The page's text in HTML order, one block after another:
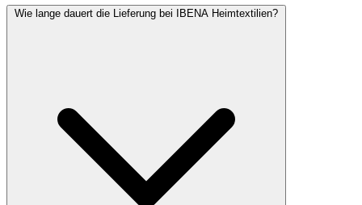
Wie lange dauert die Lieferung bei IBENA Heimtextilien?